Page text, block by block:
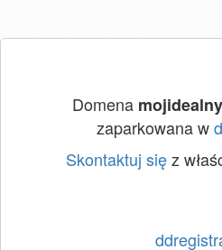
Domena
zaparkowana w
Skontaktuj sięz